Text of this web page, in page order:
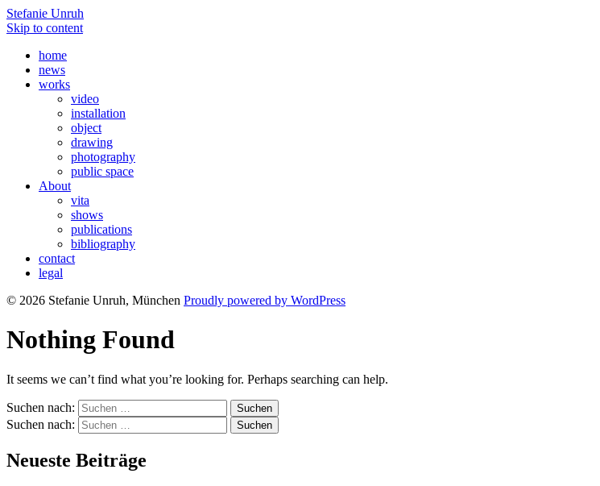
Stefanie Unruh
Skip to content
home
news
works
video
installation
object
drawing
photography
public space
About
vita
shows
publications
bibliography
contact
legal
© 2026 Stefanie Unruh, München Proudly powered by WordPress
Nothing Found
It seems we can’t find what you’re looking for. Perhaps searching can help.
Suchen nach:
Suchen nach:
Neueste Beiträge